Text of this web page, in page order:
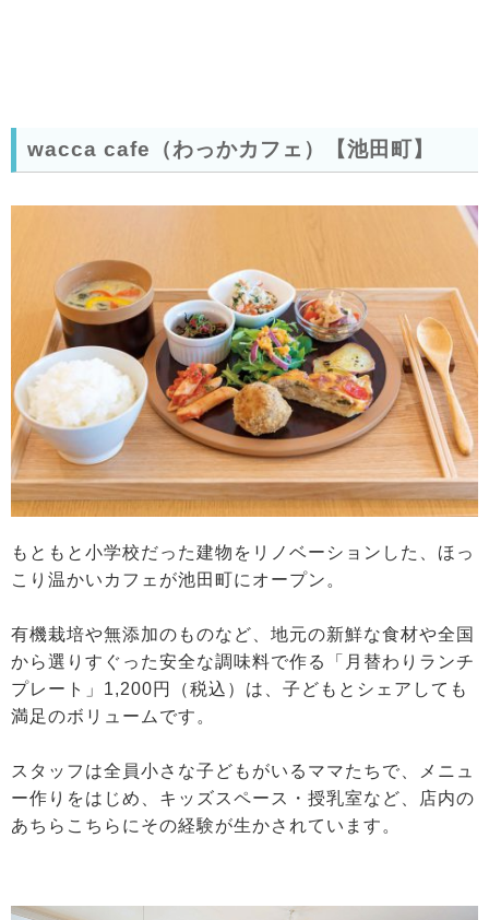
wacca cafe（わっかカフェ）【池田町】
もともと小学校だった建物をリノベーションした、ほっ
こり温かいカフェが池田町にオープン。
有機栽培や無添加のものなど、地元の新鮮な食材や全国
から選りすぐった安全な調味料で作る「月替わりランチ
プレート」1,200円（税込）は、子どもとシェアしても
満足のボリュームです。
スタッフは全員小さな子どもがいるママたちで、メニュ
ー作りをはじめ、キッズスペース・授乳室など、店内の
あちらこちらにその経験が生かされています。